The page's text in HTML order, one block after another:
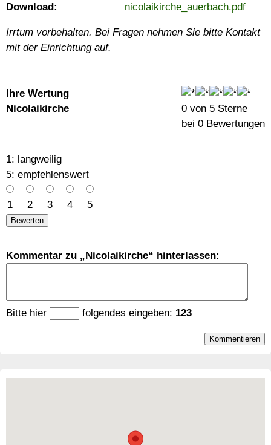
Download: nicolaikirche_ auerbach.pdf
Irrtum vorbehalten. Bei Fragen nehmen Sie bitte Kontakt
mit der Einrichtung auf.
Ihre Wertung
Nicolaikirche
0 von 5 Sterne
bei 0 Bewertungen
1: lang­weilig
5: emp­fehlens­wert
1 2 3 4 5
Kommentar zu Nicolaikirche hinterlassen:
Bitte hier folgendes eingeben: 123